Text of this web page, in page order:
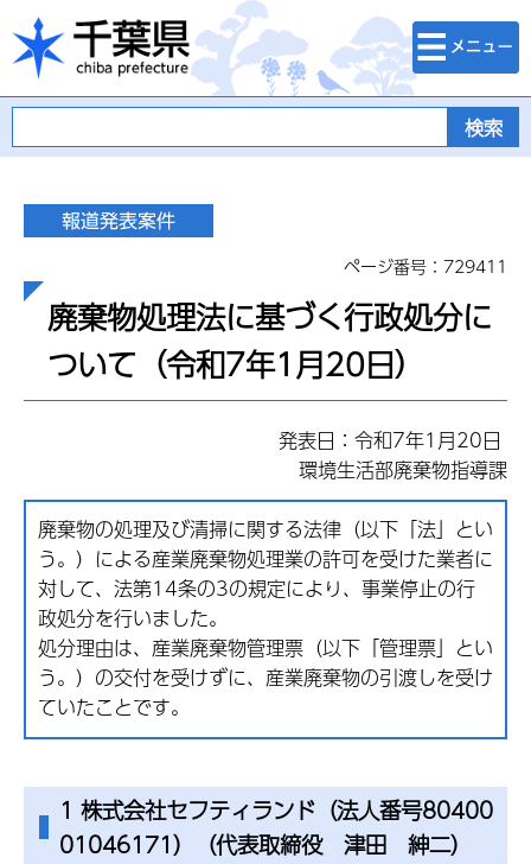
千葉県
検索・メニュ
ー
ページ番号：729411
廃棄物処理法に基づく行政処分に
ついて（令和7年1月20日）
発表日：令和7年1月20日
環境生活部廃棄物指導課
廃棄物の処理及び清掃に関する法律（以下「法」とい
う。）による産業廃棄物処理業の許可を受けた業者に
対して、法第14条の3の規定により、事業停止の行
政処分を行いました。
処分理由は、産業廃棄物管理票（以下「管理票」とい
う。）の交付を受けずに、産業廃棄物の引渡しを受け
ていたことです。
1 株式会社セフティランド（法人番号80400
01046171）（代表取締役 津田 紳二）